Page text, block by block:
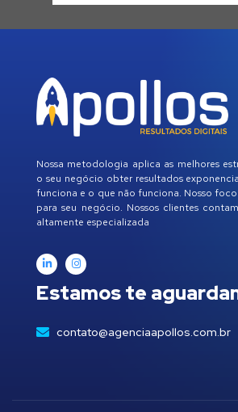
Nossa metodologia aplica as melhores
o seu negócio obter resultados
funciona e o que não funciona. Nosso
para seu negócio. Nossos clientes
altamente especializada
Estamos te
contato@agenciaapollos.com.br